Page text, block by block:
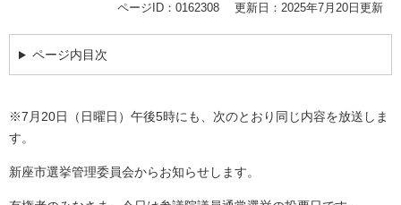
ページID：0162308 更新日：2025年7月20日更新
ページ内目次
※7月20日（日曜日）午後5時にも、次のとおり同じ内容を放送しま
す。
新座市選挙管理委員会からお知らせします。